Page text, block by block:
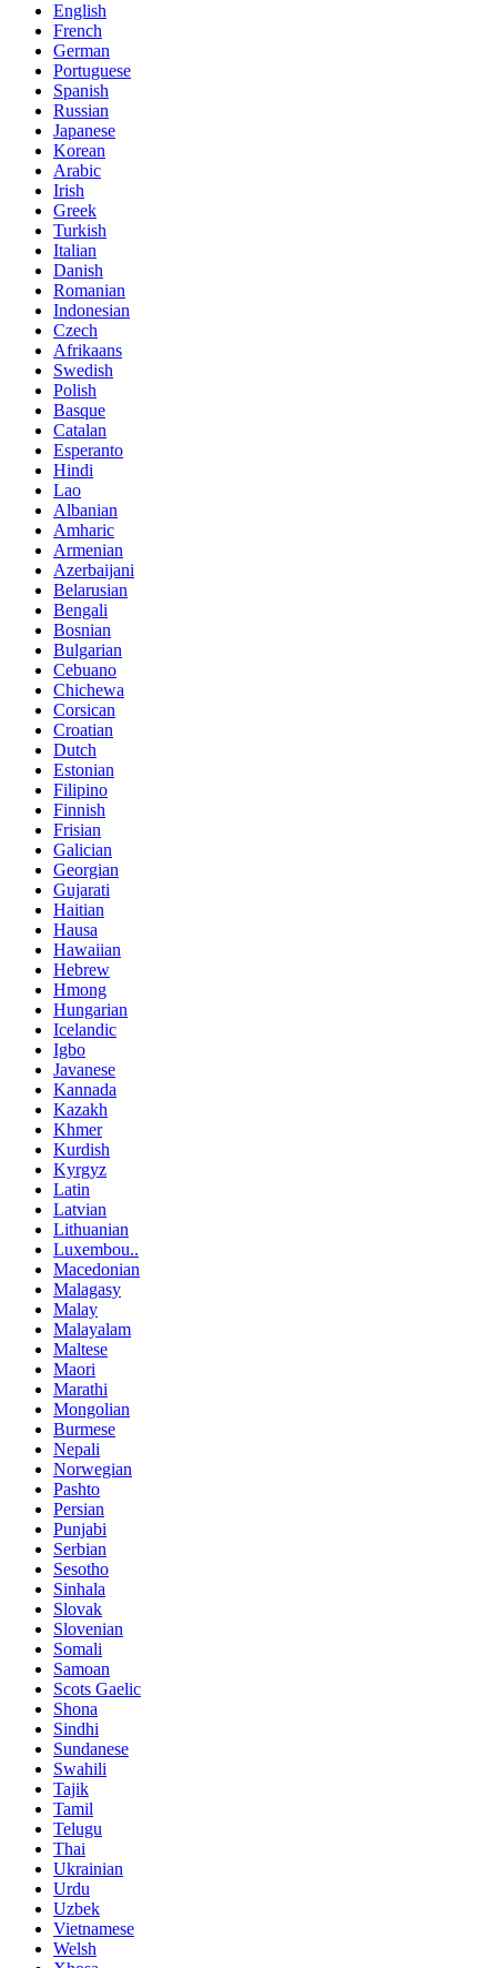
English
French
German
Portuguese
Spanish
Russian
Japanese
Korean
Arabic
Irish
Greek
Turkish
Italian
Danish
Romanian
Indonesian
Czech
Afrikaans
Swedish
Polish
Basque
Catalan
Esperanto
Hindi
Lao
Albanian
Amharic
Armenian
Azerbaijani
Belarusian
Bengali
Bosnian
Bulgarian
Cebuano
Chichewa
Corsican
Croatian
Dutch
Estonian
Filipino
Finnish
Frisian
Galician
Georgian
Gujarati
Haitian
Hausa
Hawaiian
Hebrew
Hmong
Hungarian
Icelandic
Igbo
Javanese
Kannada
Kazakh
Khmer
Kurdish
Kyrgyz
Latin
Latvian
Lithuanian
Luxembou..
Macedonian
Malagasy
Malay
Malayalam
Maltese
Maori
Marathi
Mongolian
Burmese
Nepali
Norwegian
Pashto
Persian
Punjabi
Serbian
Sesotho
Sinhala
Slovak
Slovenian
Somali
Samoan
Scots Gaelic
Shona
Sindhi
Sundanese
Swahili
Tajik
Tamil
Telugu
Thai
Ukrainian
Urdu
Uzbek
Vietnamese
Welsh